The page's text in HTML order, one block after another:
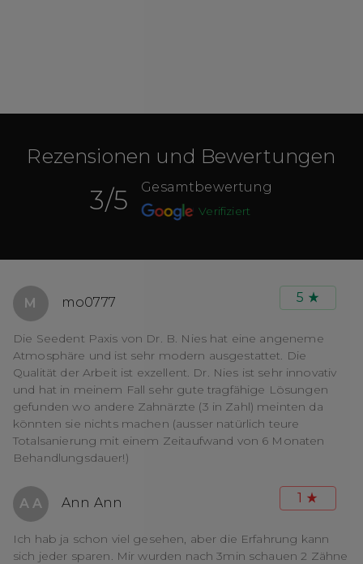
Rezensionen und Bewertungen
3/5 Gesamtbewertung
Verifiziert
M mo0777 5
Die Seedent Paxis von Dr. B. Nies hat eine angeneme
Atmosphäre und ist sehr modern ausgestattet. Die
Qualität der Arbeit ist exzellent. Dr. Nies ist sehr innovativ
und hat in meinem Fall sehr gute tragfähige Lösungen
gefunden wo andere Zahnärzte (3 in Zahl) meinten da
könnten sie nichts machen (ausser natürlich teure
Totalsanierung mit einem Zeitaufwand von 6 Monaten
Behandlungsdauer!)
A A Ann Ann 1
Ich hab ja schon viel gesehen, aber die Erfahrung kann
sich jeder sparen. Mir wurden nach 3min schauen 2 Zähne